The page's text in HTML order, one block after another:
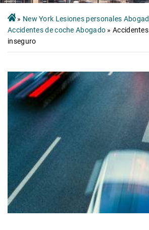
» New York Lesiones personales
Accidentes de coche Abogado »
inseguro